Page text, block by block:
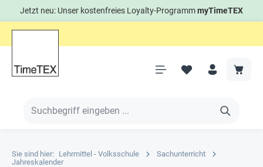
Jetzt neu: Unser kostenfreies Loyalty-ProgrammmyTimeTEX
Sie sind hier: Lehrmittel - Volksschule
Sachunterricht
Jahreskalender